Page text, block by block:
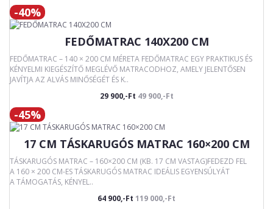
-40%
FEDŐMATRAC 140X200 CM
FEDŐMATRAC – 140 × 200 CM MÉRETA FEDŐMATRAC EGY PRAKTIKUS ÉS
KÉNYELMI KIEGÉSZÍTŐ MEGLÉVŐ MATRACODHOZ, AMELY JELENTŐSEN
JAVÍTJA AZ ALVÁS MINŐSÉGÉT ÉS K..
29 900,-Ft 49 900,-Ft
-45%
17 CM TÁSKARUGÓS MATRAC 160×200 CM
TÁSKARUGÓS MATRAC – 160×200 CM (KB. 17 CM VASTAG)FEDEZD FEL
A 160 × 200 CM-ES TÁSKARUGÓS MATRAC IDEÁLIS EGYENSÚLYÁT
A TÁMOGATÁS, KÉNYEL..
64 900,-Ft 119 000,-Ft